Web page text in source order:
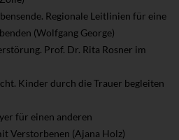
Regionale Leitlinien für eine
(Wolfgang George)
Prof. Dr. Rita Rosner im
Kinder durch die Trauer begleiten
für einen anderen
Verstorbenen (Ajana Holz)